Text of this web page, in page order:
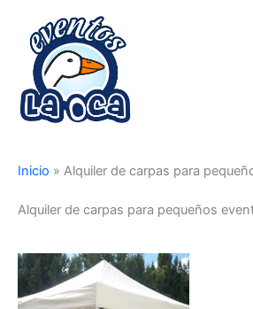
contenido
Inicio » Alquiler de carpas para
Alquiler de carpas para pequeños